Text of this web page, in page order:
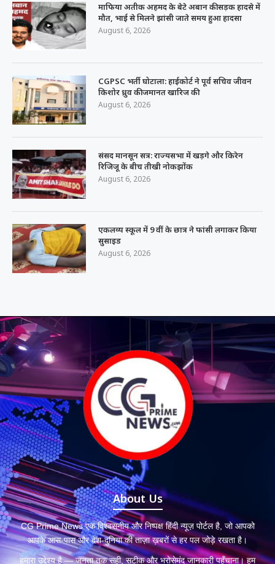
माफिया अतीक अहमद के बेटे अबान की सड़क हादसे में
मौत, भाई से मिलने झांसी जाते समय हुआ हादसा
August 6, 2026
CGPSC भर्ती घोटाला: हाईकोर्ट ने पूर्व सचिव जीवन
किशोर ध्रुव की जमानत खारिज की
August 6, 2026
संसद मानसून सत्र: राज्यसभा में खड़गे और किरेन
रिजिजू के बीच तीखी नोकझोंक
August 6, 2026
एकलव्य स्कूल में 9 वीं के छात्र ने फांसी लगाकर किया
सुसाइड
August 6, 2026
About Us
CG Prime News एक विश्वसनीय और निष्पक्ष हिंदी न्यूज़ पोर्टल है, जो आपको
आपके आस-पास और देश-दुनिया की ताज़ा ख़बरों से हर पल जोड़े रखता है।
हमारा उद्देश्य है — जनता तक सही, सटीक और भरोसेमंद जानकारी पहुँचाना। हम